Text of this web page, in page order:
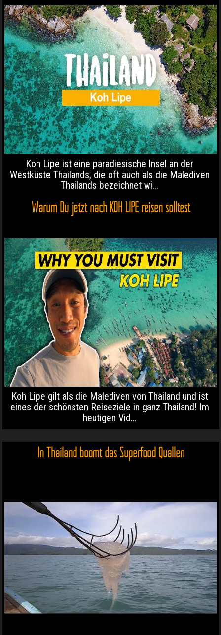
Koh Lipe ist eine paradiesische Insel an der
Westküste Thailands, die oft auch als die Malediven
Thailands bezeichnet wi...
Warum Du jetzt nach KOH LIPE reisen solltest
Koh Lipe gilt als die Malediven von Thailand und ist
eines der schönsten Reiseziele in ganz Thailand! Im
heutigen Vid...
In Thailand boomt das Superfood Quallen